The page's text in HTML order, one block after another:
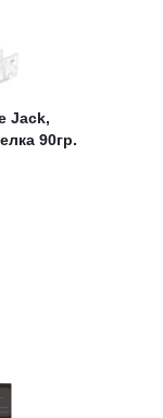
Jack,
90гр.